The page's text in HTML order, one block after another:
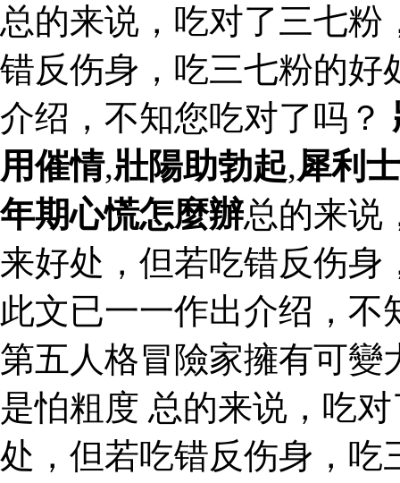
总的来说，吃对了三七
错反伤身，吃三七粉的好
介绍，不知您吃对了吗？
用催情,壯陽助勃起,犀利
年期心慌怎麼辦总的来说
来好处，但若吃错反伤身
此文已一一作出介绍，
第五人格冒險家擁有可變
是怕粗度 总的来说，吃
处，但若吃错反伤身，吃